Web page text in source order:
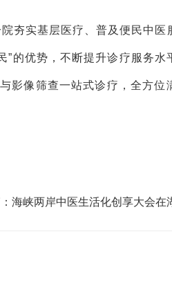
夯实基层医疗、普及便民中医
的优势，不断提升诊疗服务水
影像筛查一站式诊疗，全方位
海峡两岸中医生活化创享大会在